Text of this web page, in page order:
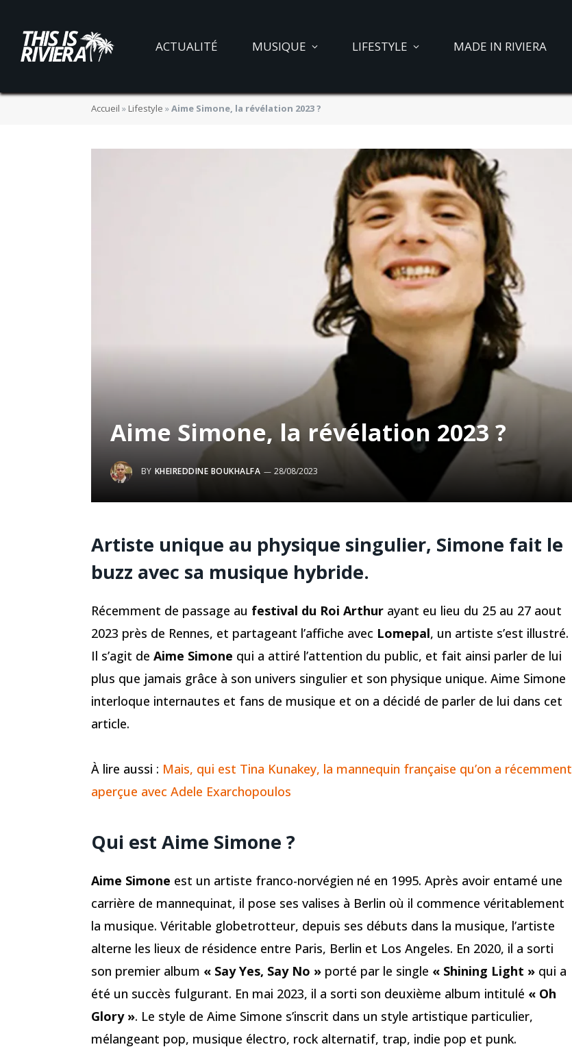
ACTUALITÉ MUSIQUE LIFESTYLE MADE IN RIVIERA
Accueil » Lifestyle »Aime Simone, la révélation 2023 ?
Aime Simone, la révélation 2023 ?
BY KHEIREDDINE BOUKHALFA 28/08/2023
Artiste unique au physique singulier, Simone fait le
buzz avec sa musique hybride.
Récemment de passage au festival du Roi Arthur ayant eu lieu du 25 au 27 aout
2023 près de Rennes, et partageant l’affiche avec Lomepal, un artiste s’est illustré.
Il s’agit de Aime Simone qui a attiré l’attention du public, et fait ainsi parler de lui
plus que jamais grâce à son univers singulier et son physique unique. Aime Simone
interloque internautes et fans de musique et on a décidé de parler de lui dans cet
article.
À lire aussi : Mais, qui est Tina Kunakey, la mannequin française qu’on a récemment
aperçue avec Adele Exarchopoulos
Qui est Aime Simone ?
Aime Simone est un artiste franco-norvégien né en 1995. Après avoir entamé une
carrière de mannequinat, il pose ses valises à Berlin où il commence véritablement
la musique. Véritable globetrotteur, depuis ses débuts dans la musique, l’artiste
alterne les lieux de résidence entre Paris, Berlin et Los Angeles. En 2020, il a sorti
son premier album « Say Yes, Say No » porté par le single « Shining Light » qui a
été un succès fulgurant. En mai 2023, il a sorti son deuxième album intitulé « Oh
Glory ». Le style de Aime Simone s’inscrit dans un style artistique particulier,
mélangeant pop, musique électro, rock alternatif, trap, indie pop et punk.